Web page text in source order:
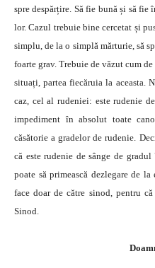
spre despărțire. Să fie bună și să
lor. Cazul trebuie bine cercetat și
simplu, de la o simplă mărturie, să
foarte grav. Trebuie de văzut cum
situați, partea fiecăruia la aceasta.
caz, cel al rudeniei: este rudenie
impediment în absolut toate
căsătorie a gradelor de rudenie.
că este rudenie de sânge de
poate să primească dezlegare de
face doar de către sinod, pentru
Sinod.